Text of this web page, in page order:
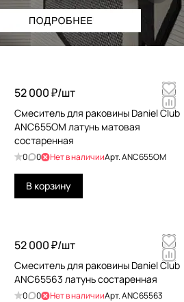
52 000 ₽/шт
Смеситель для раковины Daniel Club
ANC655OM латунь матовая
состаренная
0 0 Нет в наличииАрт.ANC655OM
В корзину
52 000 ₽/шт
Смеситель для раковины Daniel Club
ANC65563 латунь состаренная
0 0 Нет в наличииАрт.ANC65563